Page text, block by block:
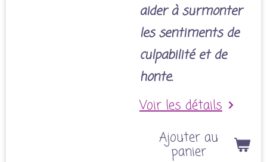
aider à surmonter
les sentiments de
culpabilité et de
honte.
Voir les détails
Ajouter au
panier